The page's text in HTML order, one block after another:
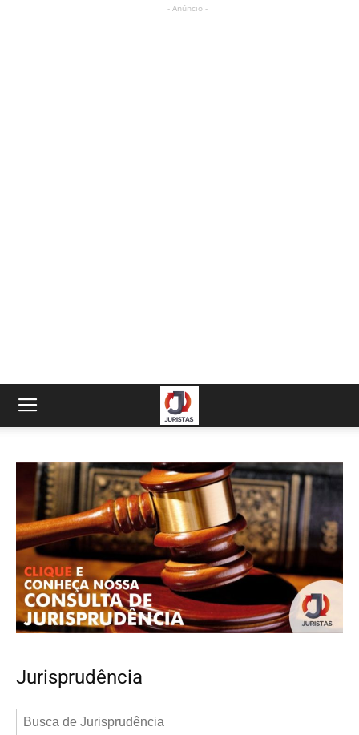
- Anúncio -
Jurisprudência